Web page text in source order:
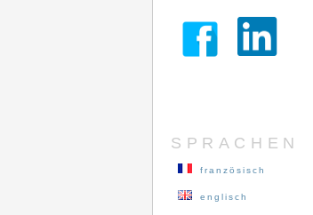
SPRACHEN
französisch
englisch